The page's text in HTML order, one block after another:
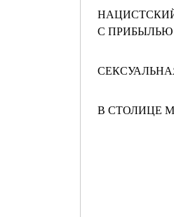
С ПРИБЫЛЬЮ
В СТОЛИЦЕ